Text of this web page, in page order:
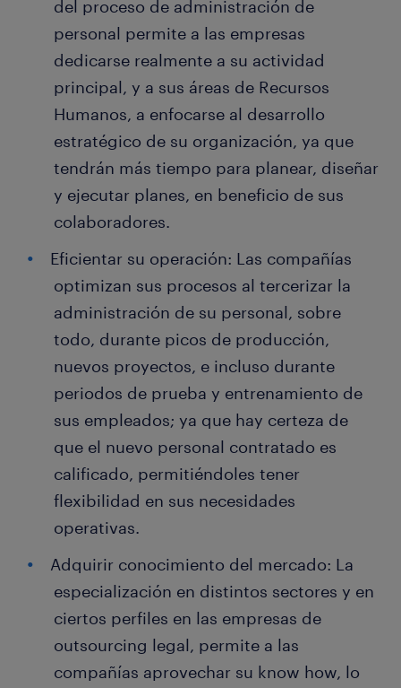
del proceso de administración de
personal permite a las empresas
dedicarse realmente a su actividad
principal, y a sus áreas de Recursos
Humanos, a enfocarse al desarrollo
estratégico de su organización, ya que
tendrán más tiempo para planear, diseñar
y ejecutar planes, en beneficio de sus
colaboradores.
Eficientar su operación: Las compañías
optimizan sus procesos al tercerizar la
administración de su personal, sobre
todo, durante picos de producción,
nuevos proyectos, e incluso durante
periodos de prueba y entrenamiento de
sus empleados; ya que hay certeza de
que el nuevo personal contratado es
calificado, permitiéndoles tener
flexibilidad en sus necesidades
operativas.
Adquirir conocimiento del mercado: La
especialización en distintos sectores y en
ciertos perfiles en las empresas de
outsourcing legal, permite a las
compañías aprovechar su know how, lo